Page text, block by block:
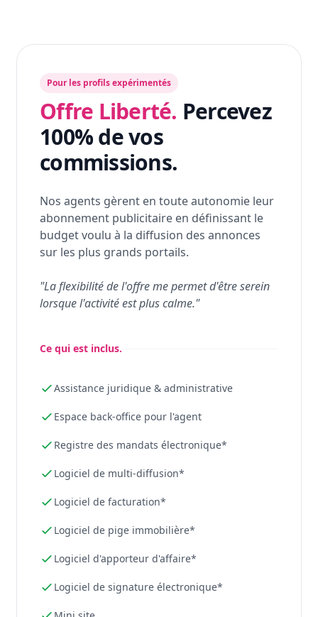
Pour les profils expérimentés
Offre Liberté. Percevez
100% de vos
commissions.
Nos agents gèrent en toute autonomie leur
abonnement publicitaire en définissant le
budget voulu à la diffusion des annonces
sur les plus grands portails.
"La flexibilité de l'offre me permet d'être serein
lorsque l'activité est plus calme."
Ce qui est inclus.
Assistance juridique & administrative
Espace back-office pour l'agent
Registre des mandats électronique*
Logiciel de multi-diffusion*
Logiciel de facturation*
Logiciel de pige immobilière*
Logiciel d'apporteur d'affaire*
Logiciel de signature électronique*